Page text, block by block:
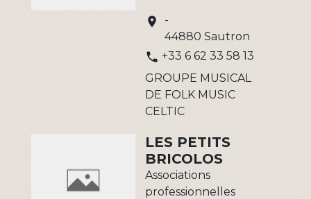
location_on
-
44880 Sautron
phone +33 6 62 33 58 13
GROUPE MUSICAL
DE FOLK MUSIC
CELTIC
LES PETITS
BRICOLOS
Associations
professionnelles